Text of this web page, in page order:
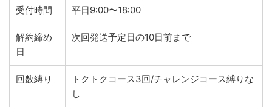
受付時間 平日9:00〜18:00
解約締め
日
次回発送予定日の10日前まで
回数縛り
トクトクコース3回/チャレンジコース縛りな
し